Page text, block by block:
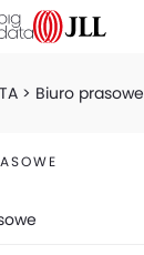
Biuro prasowe